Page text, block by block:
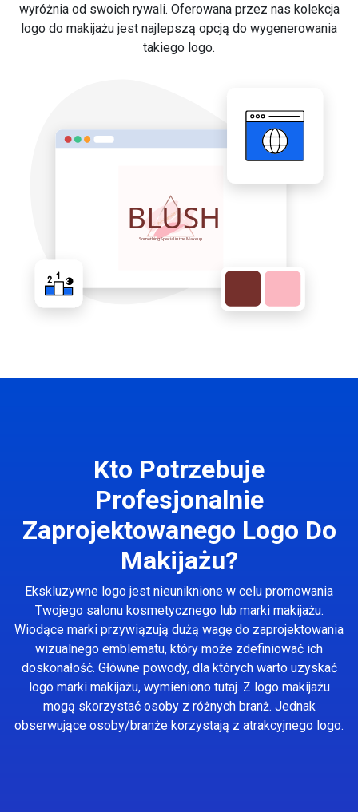
wyróżnia od swoich rywali. Oferowana przez nas kolekcja
logo do makijażu jest najlepszą opcją do wygenerowania
takiego logo.
Kto Potrzebuje
Profesjonalnie
Zaprojektowanego Logo Do
Makijażu?
Ekskluzywne logo jest nieuniknione w celu promowania
Twojego salonu kosmetycznego lub marki makijażu.
Wiodące marki przywiązują dużą wagę do zaprojektowania
wizualnego emblematu, który może zdefiniować ich
doskonałość. Główne powody, dla których warto uzyskać
logo marki makijażu, wymieniono tutaj. Z logo makijażu
mogą skorzystać osoby z różnych branż. Jednak
obserwujące osoby/branże korzystają z atrakcyjnego logo.